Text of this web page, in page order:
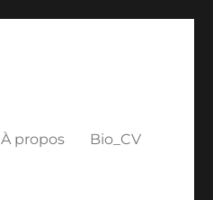
À propos Bio_CV